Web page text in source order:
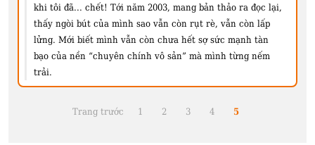
khi tôi đã... chết! Tới năm 2003, mang bản thảo ra đọc lại,
thấy ngòi bút của mình sao vẫn còn rụt rè, vẫn còn lấp
lửng. Mới biết mình vẫn còn chưa hết sợ sức mạnh tàn
bạo của nền “chuyên chính vô sản” mà mình từng nếm
trải.
Trang trước 1 2 3 4 5